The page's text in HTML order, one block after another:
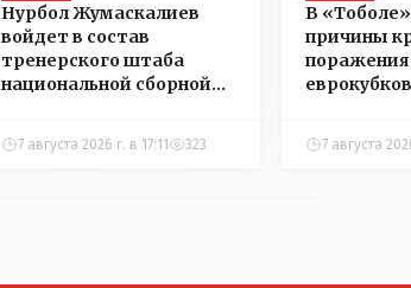
Нурбол Жумаскалиев
войдет в состав
тренерского штаба
национальной сборной
7 августа 2026 г. в 17:11 323
В
причины
поражения
7 августа